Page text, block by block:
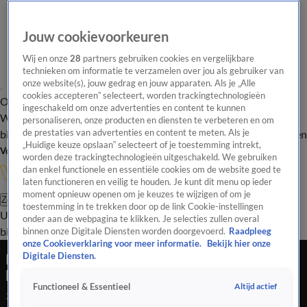
Overzicht Onze programma's Uitzendingen Onze gezichten
In de
WandelgangenInterviewsUitzending
bijwonenPodcastShopVeelgestelde vragenKijkersvraag insturen
Volg Vandaag Inside
Zoeken
UitzendingenVandaag InsideDe OranjezomerShopUitzending
bijwonen
René blikt terug op kennismaking met
koningspaar: ‘Dat vonden ze niet zo leuk!’
2 feb 2022, 10:11
Jouw cookievoorkeuren
Wij en onze28 partners gebruiken cookies en vergelijkbare
technieken om informatie te verzamelen over jou als gebruiker van
onze website(s), jouw gedrag en jouw apparaten. Als je „Alle
cookies accepteren” selecteert, worden trackingtechnologieën
ingeschakeld om onze advertenties en content te kunnen
personaliseren, onze producten en diensten te verbeteren en om
de prestaties van advertenties en content te meten. Als je
„Huidige keuze opslaan” selecteert of je toestemming intrekt,
worden deze trackingtechnologieën uitgeschakeld. We gebruiken
dan enkel functionele en essentiële cookies om de website goed te
laten functioneren en veilig te houden. Je kunt dit menu op ieder
moment opnieuw openen om je keuzes te wijzigen of om je
toestemming in te trekken door op de link Cookie-instellingen
onder aan de webpagina te klikken. Je selecties zullen overal
binnen onze Digitale Diensten worden doorgevoerd. Raadpleeg
onze Cookieverklaring voor meer informatie.
Bekijk hier onze
Digitale Diensten.
Functioneel & Essentieel Altijd actief